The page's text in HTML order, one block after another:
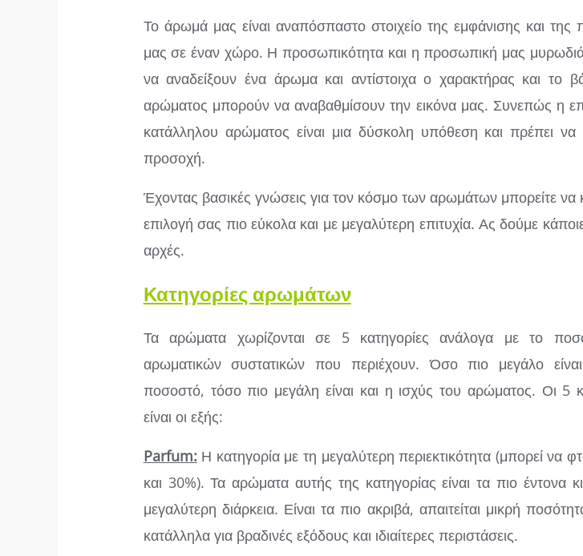
Το άρωμά μας είναι αναπόσπαστο στοιχείο της εμφάνισης και της
μας σε έναν χώρο. Η προσωπικότητα και η προσωπική μας
να αναδείξουν ένα άρωμα και αντίστοιχα ο χαρακτήρας και το
αρώματος μπορούν να αναβαθμίσουν την εικόνα μας. Συνεπώς η
κατάλληλου αρώματος είναι μια δύσκολη υπόθεση και πρέπει να
προσοχή.
Έχοντας βασικές γνώσεις για τον κόσμο των αρωμάτων μπορείτε να
επιλογή σας πιο εύκολα και με μεγαλύτερη επιτυχία. Ας δούμε
αρχές.
Κατηγορίες αρωμάτων
Τα αρώματα χωρίζονται σε 5 κατηγορίες ανάλογα με το
αρωματικών συστατικών που περιέχουν. Όσο πιο μεγάλο
ποσοστό, τόσο πιο μεγάλη είναι και η ισχύς του αρώματος. Οι 5
είναι οι εξής:
Parfum: Η κατηγορία με τη μεγαλύτερη περιεκτικότητα (μπορεί να
και 30%). Τα αρώματα αυτής της κατηγορίας είναι τα πιο έντονα
μεγαλύτερη διάρκεια. Είναι τα πιο ακριβά, απαιτείται μικρή
κατάλληλα για βραδινές εξόδους και ιδιαίτερες περιστάσεις.